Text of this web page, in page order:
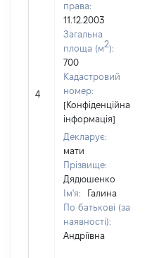
4
права:
11.12.2003
Загальна
площа (м2):
700
Кадастровий
номер:
[Конфіденційна
інформація]
Декларує:
мати
Прізвище:
Дядюшенко
Ім'я:
Галина
По батькові (за
наявності):
Андріївна